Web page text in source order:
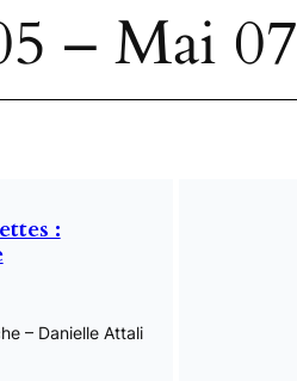
– Mai 07
:
– Danielle Attali